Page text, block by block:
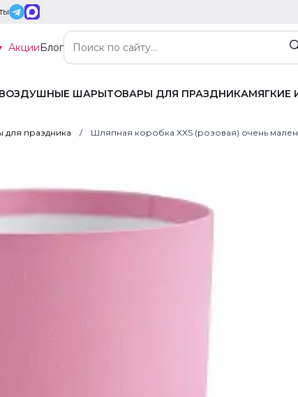
АкцииБлог
ВОЗДУШНЫЕ ШАРЫТОВАРЫ ДЛЯ ПРАЗДНИКАМЯГКИЕ
для праздника Шляпная коробка XXS (розовая) очень